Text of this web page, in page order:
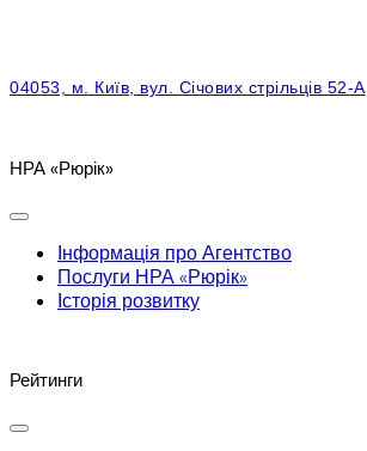
04053, м. Київ, вул. Січових стрільців 52-А
НРА «Рюрік»
Інформація про Агентство
Послуги НРА «Рюрік»
Історія розвитку
Рейтинги